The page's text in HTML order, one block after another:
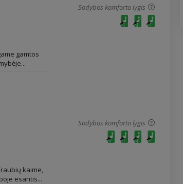
gamtos
Sodybos komforto lygis
kaime,
esantis...
Sodybos komforto lygis